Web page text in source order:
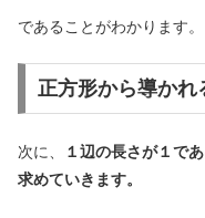
であることがわかります。
正方形から導かれ
次に、 １辺の長さが１で
求めていきます。